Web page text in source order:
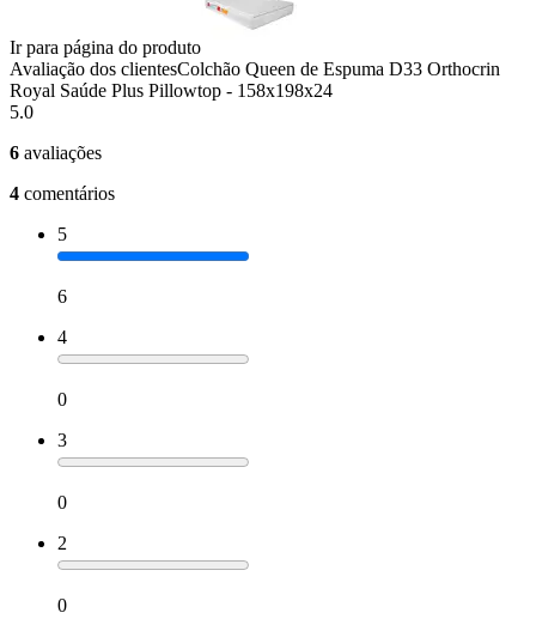
Ir para página do produto
Avaliação dos clientesColchão Queen de Espuma D33 Orthocrin
Royal Saúde Plus Pillowtop - 158x198x24
5.0
6 avaliações
4 comentários
5
6
4
0
3
0
2
0